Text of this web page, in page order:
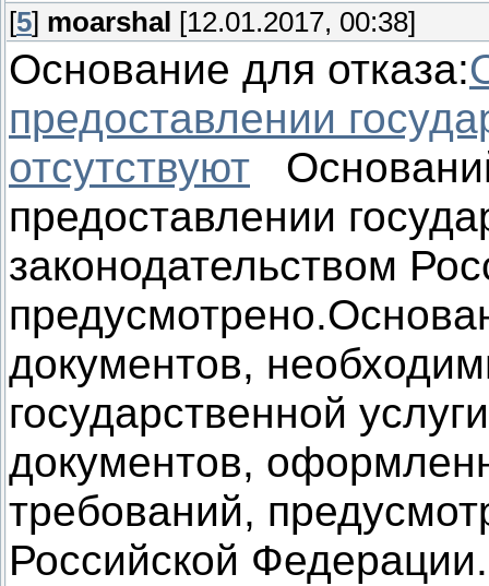
[5] moarshal [12.01.2017, 00:38]
Основание для отказа:
предоставлении
отсутствуют
предоставлении
законодательством
документов,
государственной
документов,
требований,
Российской Федерации.